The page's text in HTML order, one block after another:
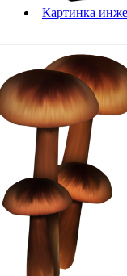
Картинка